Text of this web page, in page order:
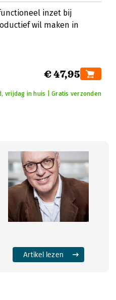
inzet bij
wil maken in
€ 47,95
vrijdag in huis | Gratis verzonden
Artikel lezen